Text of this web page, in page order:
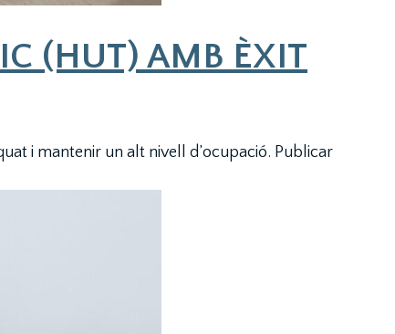
(HUT) AMB ÈXIT
i mantenir un alt nivell d’ocupació. Publicar